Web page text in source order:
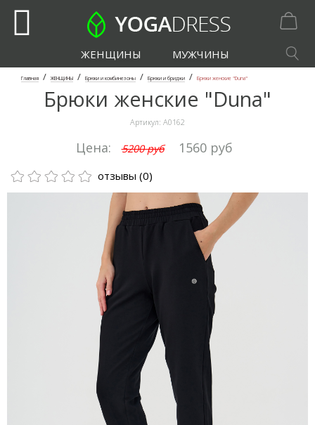
ЖЕНЩИНЫ МУЖЧИНЫ
Главная /ЖЕНЩИНЫ / Брюки и комбинезоны / Брюки и бриджи / Брюки женские "Duna"
Брюки женские "Duna"
Артикул: А0162
Цена: 5200 руб 1560 руб
отзывы (0)